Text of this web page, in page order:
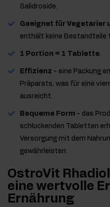
Salidroside.
Geeignet für Vegetarier
enthält keine Bestandteile
1 Portion = 1 Tablette.
Effizienz - eine Packung
Präparats, was für eine
ausreicht.
Bequeme Form - das
schluckenden Tabletten
Versorgung mit dem
gewährleisten.
OstroVit
eine wertvolle
Ernährung